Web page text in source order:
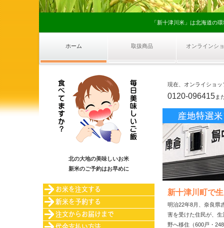
「新十津川米」は北海道の
ホーム 取扱商品 オンラインシ
現在、オンライショ
0120-096415ま
新十津川町で
明治22年8月、奈良県
害を受けた住民が、
野へ移住（600戸・
北の大地の美味しいお米
新米のご予約はお早めに